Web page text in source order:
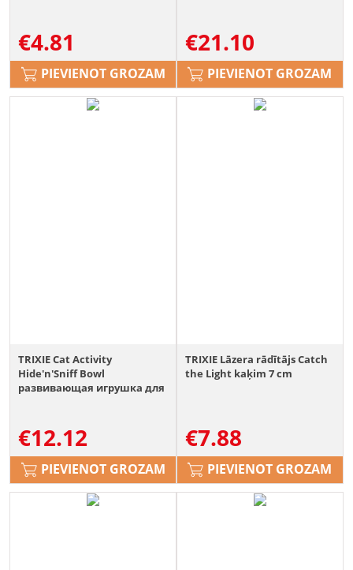
€4.81
PIEVIENOT GROZAM
€21.10
PIEVIENOT GROZAM
TRIXIE Cat Activity
Hide'n'Sniff Bowl
развивающая игрушка для
€12.12
PIEVIENOT GROZAM
TRIXIE Lāzera rādītājs Catch
the Light kaķim 7 cm
€7.88
PIEVIENOT GROZAM